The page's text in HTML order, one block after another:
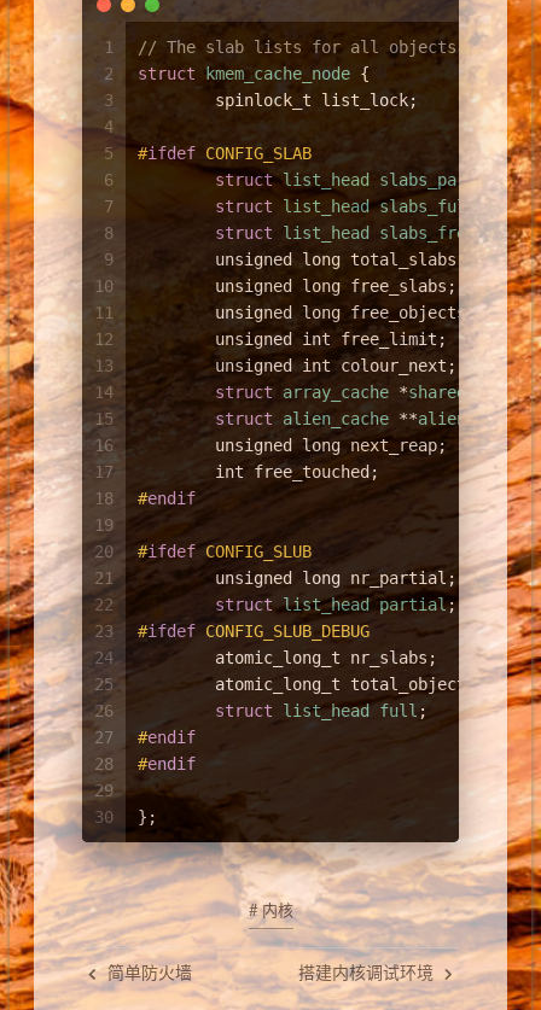
1
2
3
4
5
6
7
8
9
10
11
12
13
14
15
16
17
18
19
20
21
22
23
24
25
26
27
28
29
30
// The slab lists for all objects.
struct
kmem_cache_node {
spinlock_t list_lock;
#ifdef CONFIG_SLAB
struct list_head slabs_partial ; /
struct
list_head slabs_full ;
struct
list_head slabs_free
unsigned
long total_slabs; /
unsigned
long free_slabs; /
unsigned
long free_objects;
unsigned
int free_limit;
unsigned
int colour_next; /
struct array_cache *shared
/
struct
alien_cache **alien ;
/
unsigned
long next_reap; /
int
free_touched; /
#endif
#ifdef CONFIG_SLUB
unsigned
long nr_partial;
struct list_head partial;
#ifdef CONFIG_SLUB_DEBUG
atomic_long_t nr_slabs;
atomic_long_t total_objects;
struct
list_head full ;
#endif
#endif
};
# 内核
简单防火墙 搭建内核调试环境